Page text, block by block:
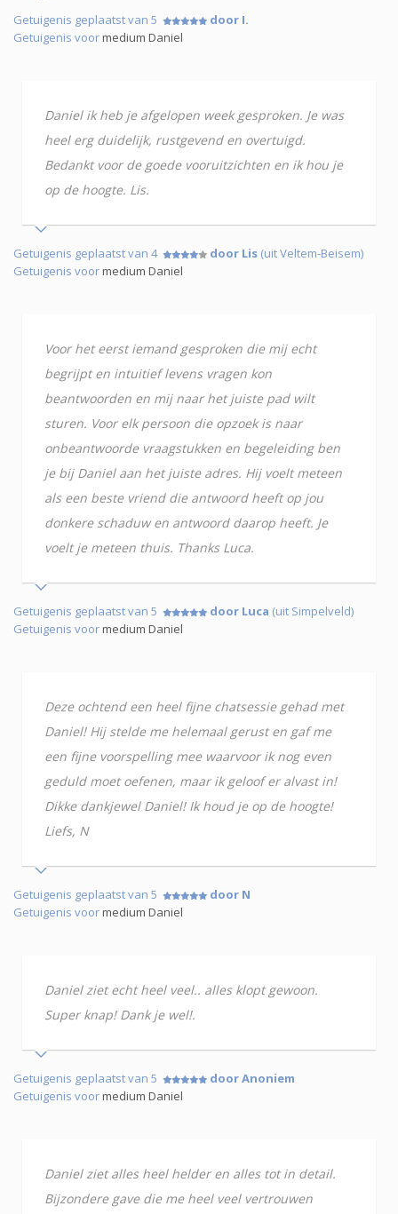
Getuigenis geplaatst van 5
door I.
Getuigenis voormedium Daniel
Daniel ik heb je afgelopen week gesproken. Je was
heel erg duidelijk, rustgevend en overtuigd.
Bedankt voor de goede vooruitzichten en ik hou je
op de hoogte. Lis.
Getuigenis geplaatst van 4 door Lis (uit Veltem-Beisem)
Getuigenis voormedium Daniel
Voor het eerst iemand gesproken die mij echt
begrijpt en intuitief levens vragen kon
beantwoorden en mij naar het juiste pad wilt
sturen. Voor elk persoon die opzoek is naar
onbeantwoorde vraagstukken en begeleiding ben
je bij Daniel aan het juiste adres. Hij voelt meteen
als een beste vriend die antwoord heeft op jou
donkere schaduw en antwoord daarop heeft. Je
voelt je meteen thuis. Thanks Luca.
Getuigenis geplaatst van 5 door Luca (uit Simpelveld)
Getuigenis voormedium Daniel
Deze ochtend een heel fijne chatsessie gehad met
Daniel! Hij stelde me helemaal gerust en gaf me
een fijne voorspelling mee waarvoor ik nog even
geduld moet oefenen, maar ik geloof er alvast in!
Dikke dankjewel Daniel! Ik houd je op de hoogte!
Liefs, N
Getuigenis geplaatst van 5
door N
Getuigenis voormedium Daniel
Daniel ziet echt heel veel.. alles klopt gewoon.
Super knap! Dank je wel!.
Getuigenis geplaatst van 5
door Anoniem
Getuigenis voormedium Daniel
Daniel ziet alles heel helder en alles tot in detail.
Bijzondere gave die me heel veel vertrouwen